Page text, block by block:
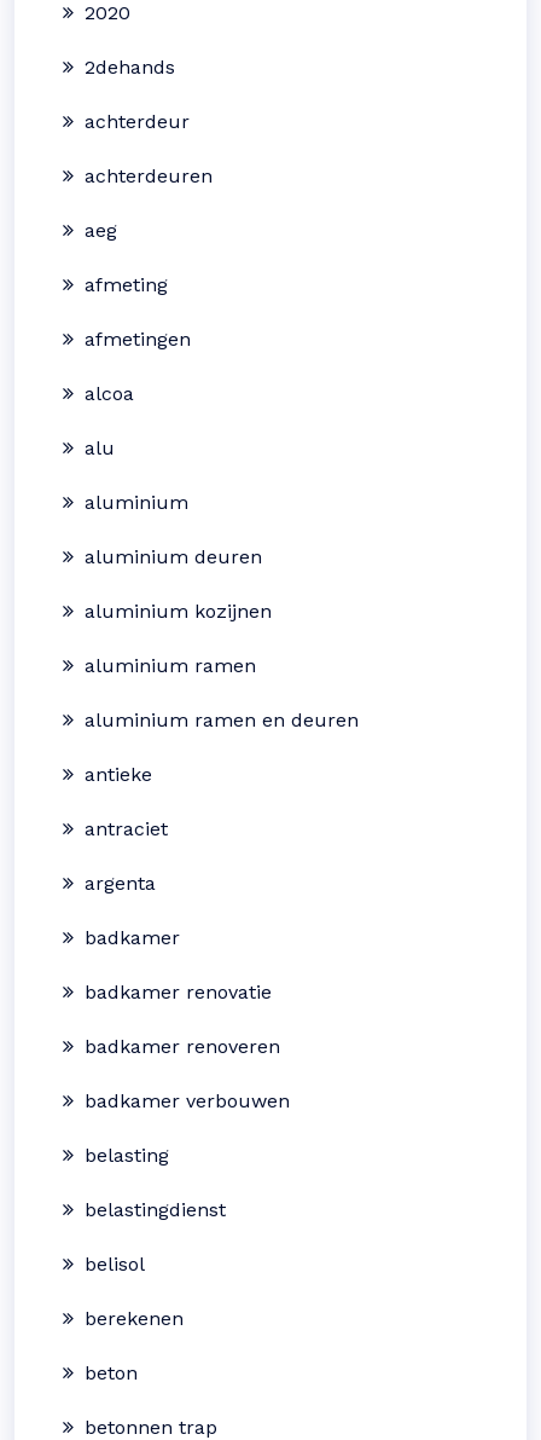
2020
2dehands
achterdeur
achterdeuren
aeg
afmeting
afmetingen
alcoa
alu
aluminium
aluminium deuren
aluminium kozijnen
aluminium ramen
aluminium ramen en deuren
antieke
antraciet
argenta
badkamer
badkamer renovatie
badkamer renoveren
badkamer verbouwen
belasting
belastingdienst
belisol
berekenen
beton
betonnen trap